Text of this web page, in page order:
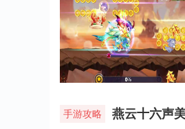
手游攻略 燕云十六声‌